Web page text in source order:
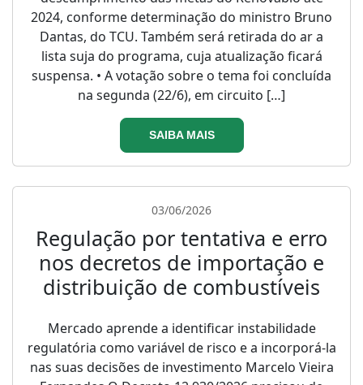
2024, conforme determinação do ministro Bruno
Dantas, do TCU. Também será retirada do ar a
lista suja do programa, cuja atualização ficará
suspensa. • A votação sobre o tema foi concluída
na segunda (22/6), em circuito […]
SAIBA MAIS
03/06/2026
Regulação por tentativa e erro
nos decretos de importação e
distribuição de combustíveis
Mercado aprende a identificar instabilidade
regulatória como variável de risco e a incorporá-la
nas suas decisões de investimento Marcelo Vieira